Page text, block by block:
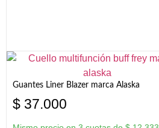
Guantes Liner Blazer marca Alaska
$ 37.000